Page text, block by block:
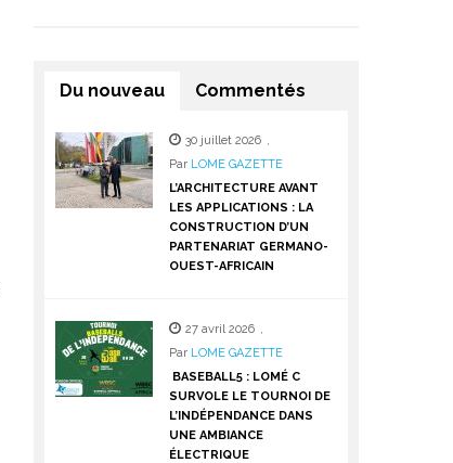
Du nouveau Commentés
30 juillet 2026 ,
Par LOME GAZETTE
L’ARCHITECTURE AVANT
LES APPLICATIONS : LA
CONSTRUCTION D’UN
PARTENARIAT GERMANO-
OUEST-AFRICAIN
27 avril 2026 ,
Par LOME GAZETTE
BASEBALL5 : LOMÉ C
SURVOLE LE TOURNOI DE
L’INDÉPENDANCE DANS
UNE AMBIANCE
ÉLECTRIQUE